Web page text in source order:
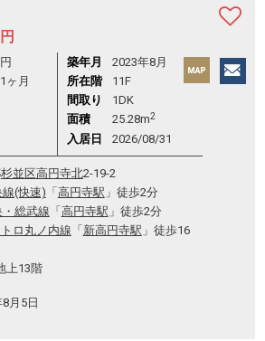
円
1ヶ月
築年月
2023年8月
所在階
11F
間取り
1DK
面積
25.28m2
入居日 2026/08/31
杉並区高円寺北2-19-2
線(快速) 「 高円寺駅 」徒歩2分
・総武線 「 高円寺駅 」徒歩2分
ロ丸ノ内線 「 新高円寺駅 」徒歩16
上13階
月5日